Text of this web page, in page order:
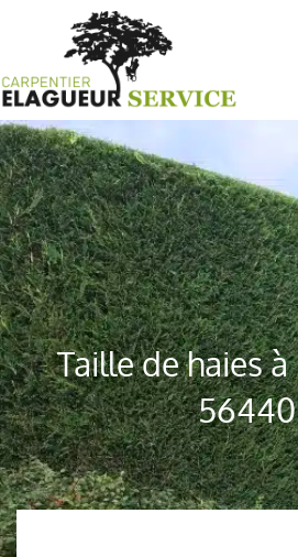
Taille de haies
56440